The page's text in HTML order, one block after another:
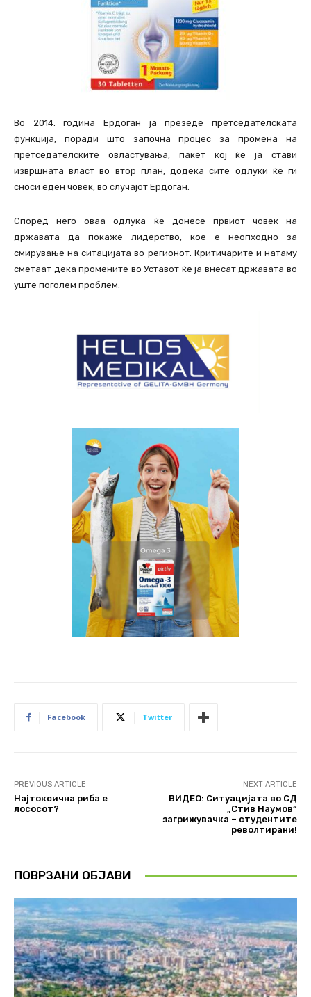
Во 2014. година Ердоган ја презеде претседателската
функција, поради што започна процес за промена на
претседателските овластувања, пакет кој ќе ја стави
извршната власт во втор план, додека сите одлуки ќе ги
сноси еден човек, во случајот Ердоган.
Според него оваа одлука ќе донесе првиот човек на
државата да покаже лидерство, кое е неопходно за
смирување на ситацијата во регионот. Критичарите и натаму
сметаат дека промените во Уставот ќе ја внесат државата во
уште поголем проблем.
Facebook Twitter
PREVIOUS ARTICLE
Најтоксична риба е
лососот?
NEXT ARTICLE
ВИДЕО: Ситуацијата во СД
„Стив Наумов“
загрижувачка – студентите
револтирани!
ПОВРЗАНИ ОБЈАВИ